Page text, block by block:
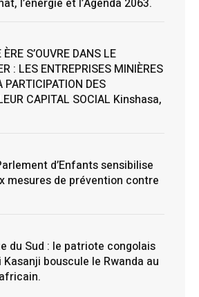
l’énergie et l’Agenda 2063.
S’OUVRE DANS LE
: LES ENTREPRISES MINIÈRES
DES
CAPITAL SOCIAL Kinshasa,
d’Enfants sensibilise
mesures de prévention contre
du Sud : le patriote congolais
bouscule le Rwanda au